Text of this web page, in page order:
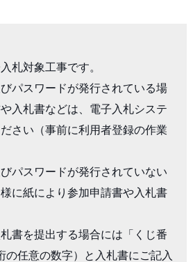
札対象工事です。
パスワードが発行されている場
入札書などは、電子入札システ
さい（事前に利用者登録の作業
パスワードが発行されていない
に紙により参加申請書や入札書
書を提出する場合には「くじ番
任意の数字）と入札書にご記入